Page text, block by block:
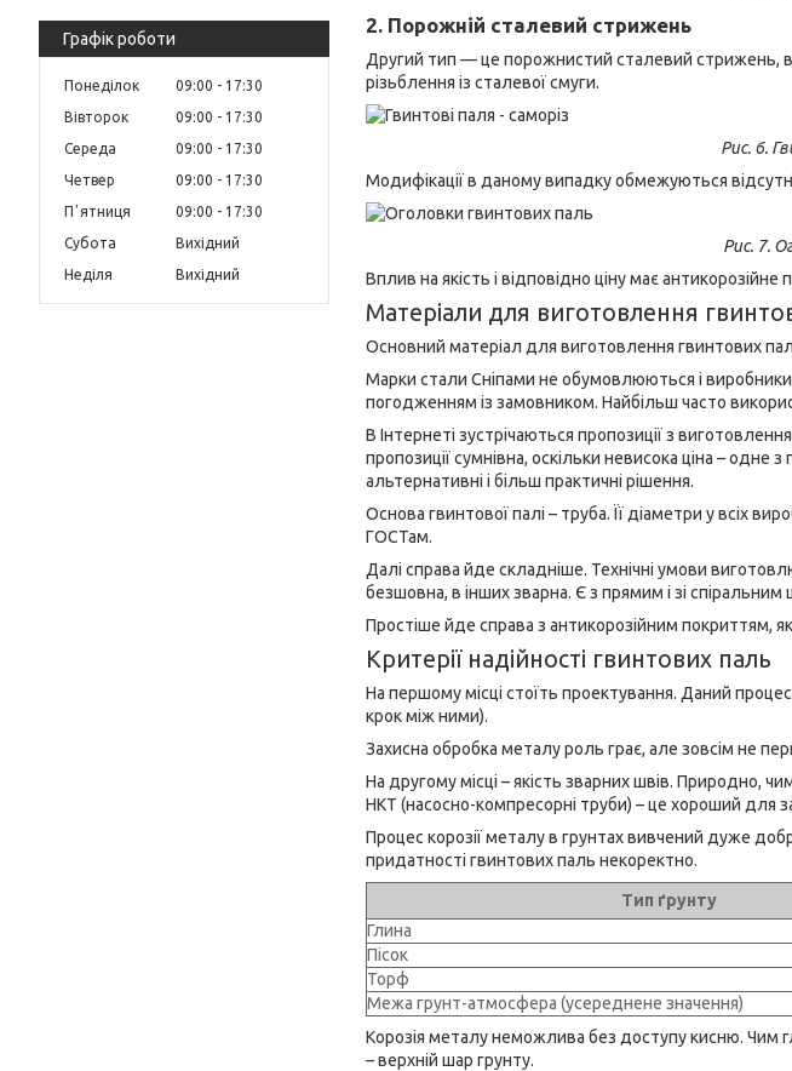
Графік роботи
Понеділок 09:00
17:30
Вівторок
09:00
17:30
Середа
09:00
17:30
Четвер
09:00
17:30
Пʼятниця
09:00
17:30
Субота
Вихідний
Неділя
Вихідний
2. Порожній сталевий стрижень
Другий тип — це порожнистий сталевий стрижень, в
різьблення із сталевої смуги.
Рис. 6.
Модифікації в даному випадку обмежуються
Рис. 7.
Вплив на якість і відповідно ціну має
Матеріали для виготовлення
Основний матеріал для виготовлення гвинтових
Марки стали Сніпами не обумовлюються і
погодженням із замовником. Найбільш часто
В Інтернеті зустрічаються пропозиції з
пропозиції сумнівна, оскільки невисока ціна –
альтернативні і більш практичні рішення.
Основа гвинтової палі – труба. Її діаметри у всіх
ГОСТам.
Далі справа йде складніше. Технічні умови
безшовна, в інших зварна. Є з прямим і зі спіральним
Простіше йде справа з антикорозійним покриттям,
Критерії надійності гвинтових паль
На першому місці стоїть проектування. Даний
крок між ними).
Захисна обробка металу роль грає, але зовсім не
На другому місці – якість зварних швів. Природно,
НКТ (насосно-компресорні труби) – це хороший для
Процес корозії металу в грунтах вивчений дуже
придатності гвинтових паль некоректно.
Тип ґрунту
Глина
Пісок
Торф
Межа грунт-атмосфера (усереднене значення)
Корозія металу неможлива без доступу кисню. Чим
– верхній шар грунту.